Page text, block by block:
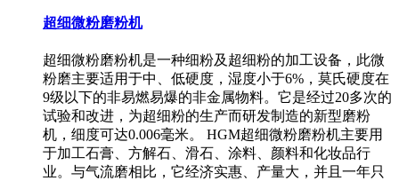
超细微粉磨粉机
超细微粉磨粉机是一种细粉及超细粉的加工设备，此微
粉磨主要适用于中、低硬度，湿度小于6%，莫氏硬度在
9级以下的非易燃易爆的非金属物料。它是经过20多次的
试验和改进，为超细粉的生产而研发制造的新型磨粉
机，细度可达0.006毫米。 HGM超细微粉磨粉机主要用
于加工石膏、方解石、滑石、涂料、颜料和化妆品行
业。与气流磨相比，它经济实惠、产量大，并且一年只